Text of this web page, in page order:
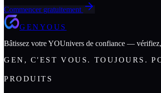
Commencer gratuitement
GENYOUS
Bâtissez votre YOUnivers de confiance —
GEN, C'EST VOUS. TOUJOURS.
PRODUITS